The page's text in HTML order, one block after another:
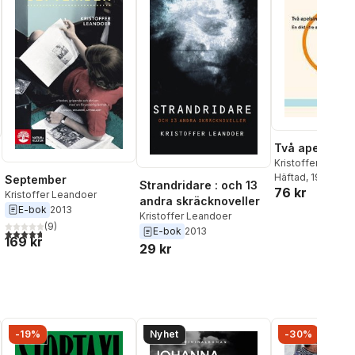
röster:
September
Kristoffer Leandoer
E-bok 2013
4,7utav 5 stjärnor. Totalt antal röster:
(9)
169 kr
Strandridare : och 13
andra skräcknoveller
Kristoffer Leandoer
E-bok 2013
29 kr
Två apelsiner
Kristoffer
Häftad, 1999
76 kr
-19% Nyhet -30%